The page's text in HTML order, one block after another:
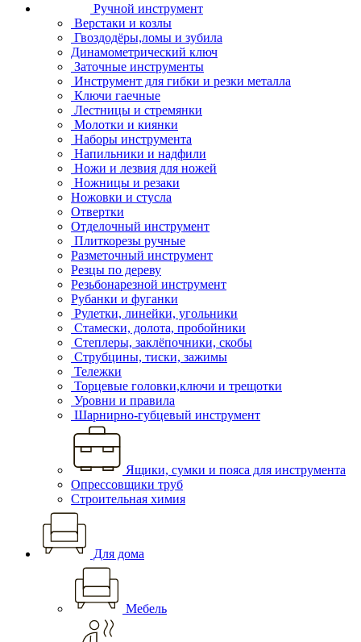
Ручной инструмент
Верстаки и козлы
Гвоздодёры,ломы и зубила
Динамометрический ключ
Заточные инструменты
Инструмент для гибки и резки металла
Ключи гаечные
Лестницы и стремянки
Молотки и киянки
Наборы инструмента
Напильники и надфили
Ножи и лезвия для ножей
Ножницы и резаки
Ножовки и стусла
Отвертки
Отделочный инструмент
Плиткорезы ручные
Разметочный инструмент
Резцы по дереву
Резьбонарезной инструмент
Рубанки и фуганки
Рулетки, линейки, угольники
Стамески, долота, пробойники
Степлеры, заклёпочники, скобы
Струбцины, тиски, зажимы
Тележки
Торцевые головки,ключи и трещотки
Уровни и правила
Шарнирно-губцевый инструмент
Ящики, сумки и пояса для инструмента
Опрессовщики труб
Строительная химия
Для дома
Мебель